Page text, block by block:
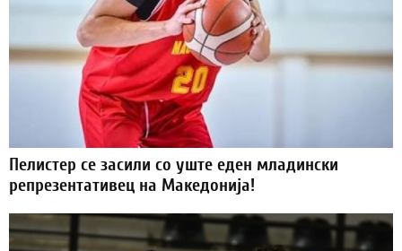
Пелистер се засили со уште еден младински
репрезентативец на Македонија!